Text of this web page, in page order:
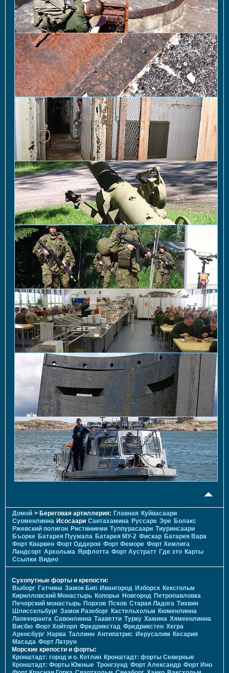
Домой > Береговая артиллерия: Главная Куйвасаари
Суоменлиннa Исосаари Сантахамина Руссаре Эре Болакс
Ржевский полигон Ристиниеми Туппурасаари Тиуринсаари
Бъорке Батарея Пуумала Батарея МУ-2 Фискар Батарея Вара
Форт Кварвен Форт Оддероя Форт Феморе Форт Хемлига
Ландсорт Архольма Ярфлотта Форт Аустратт Где это Карты
Ссылки Видео
Сухопутные форты и крепости:
Выборг Гатчина Замок Бип Ивангород Изборск Кексгольм
Кирилловский Монастырь Копорье Новгород Петропавловка
Печорcкий монастырь Порхов Псков Старая Ладога Тихвин
Шлиссельбург Замок Разеборг Кастельхольм Кюменлинна
Лапеенранта Савонлинна Тааветти Турку Хамина Хямеенлинна
Висбю Форт Хойторп Фредрикстад Фредрикстен Хегра
Аренсбург Нарва Таллинн Антипатрис Иерусалим Кесария
Масада Форт Латрун
Морские крепости и форты:
Кронштадт: город и о. Котлин Кронштадт: форты Северные
Кронштадт: Форты Южные Тронгзунд Форт Александр Форт Ино